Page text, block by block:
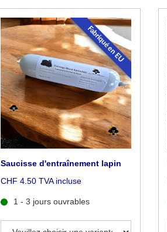
Fabriqué en EU
Saucisse d'entraînement lapin
CHF 4.50 TVA incluse
1 - 3 jours ouvrables